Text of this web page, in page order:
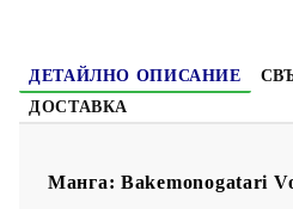
ДЕТАЙЛНО ОПИСАНИЕ
ДОСТАВКА
Манга: Bakemonogatari